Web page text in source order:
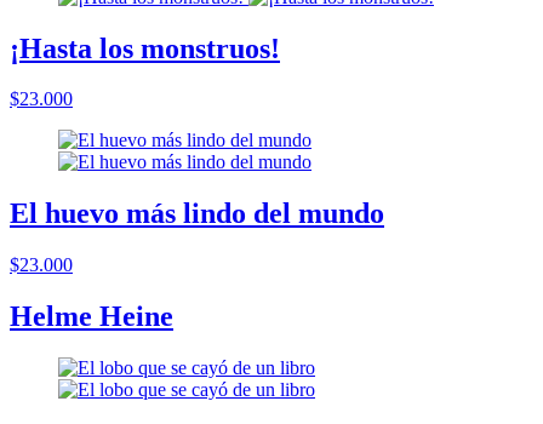
¡Hasta los monstruos!
$23.000
El huevo más lindo del mundo
$23.000
Helme Heine